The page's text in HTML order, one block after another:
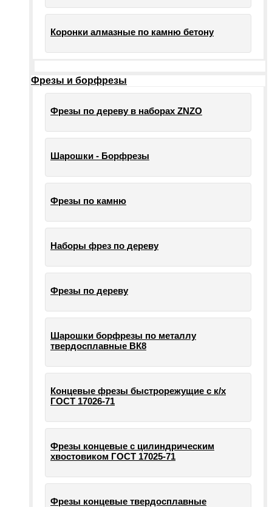
Коронки алмазные по камню бетону
Фрезы и борфрезы
Фрезы по дереву в наборах ZNZO
Шарошки - Борфрезы
Фрезы по камню
Наборы фрез по дереву
Фрезы по дереву
Шарошки борфрезы по металлу
твердосплавные ВК8
Концевые фрезы быстрорежущие с к/х
ГОСТ 17026-71
Фрезы концевые с цилиндрическим
хвостовиком ГОСТ 17025-71
Фрезы концевые твердосплавные